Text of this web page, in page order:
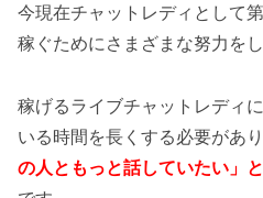
今現在チャットレディとして
稼ぐためにさまざまな努力をし
稼げるライブチャットレディ
いる時間を長くする必要があ
の人ともっと話していたい」